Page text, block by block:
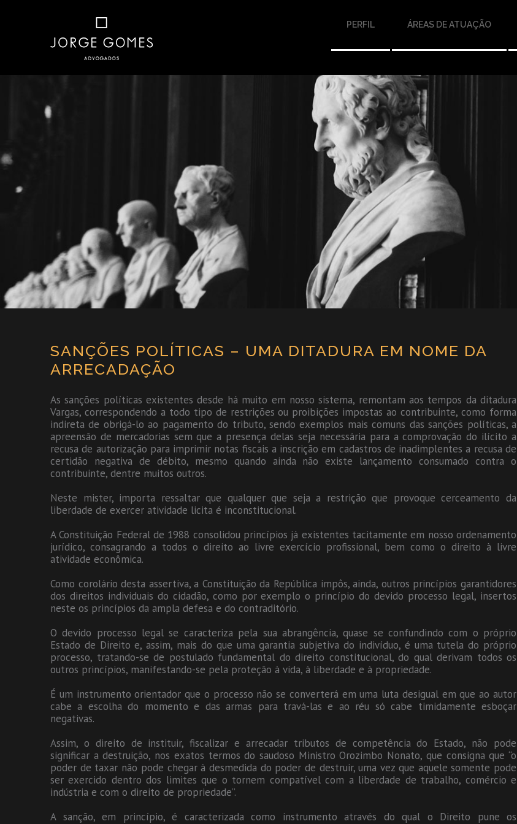
PERFIL ÁREAS DE ATUAÇÃO
SANÇÕES POLÍTICAS – UMA DITADURA EM NOME DA
ARRECADAÇÃO
As sanções políticas existentes desde há muito em nosso sistema, remontam aos tempos da ditadura
Vargas, correspondendo a todo tipo de restrições ou proibições impostas ao contribuinte, como forma
indireta de obrigá-lo ao pagamento do tributo, sendo exemplos mais comuns das sanções políticas, a
apreensão de mercadorias sem que a presença delas seja necessária para a comprovação do ilícito a
recusa de autorização para imprimir notas fiscais a inscrição em cadastros de inadimplentes a recusa de
certidão negativa de débito, mesmo quando ainda não existe lançamento consumado contra o
contribuinte, dentre muitos outros.
Neste mister, importa ressaltar que qualquer que seja a restrição que provoque cerceamento da
liberdade de exercer atividade licita é inconstitucional.
A Constituição Federal de 1988 consolidou princípios já existentes tacitamente em nosso ordenamento
jurídico, consagrando a todos o direito ao livre exercício profissional, bem como o direito à livre
atividade econômica.
Como corolário desta assertiva, a Constituição da República impôs, ainda, outros princípios garantidores
dos direitos individuais do cidadão, como por exemplo o princípio do devido processo legal, insertos
neste os princípios da ampla defesa e do contraditório.
O devido processo legal se caracteriza pela sua abrangência, quase se confundindo com o próprio
Estado de Direito e, assim, mais do que uma garantia subjetiva do indivíduo, é uma tutela do próprio
processo, tratando-se de postulado fundamental do direito constitucional, do qual derivam todos os
outros princípios, manifestando-se pela proteção à vida, à liberdade e à propriedade.
É um instrumento orientador que o processo não se converterá em uma luta desigual em que ao autor
cabe a escolha do momento e das armas para travá-las e ao réu só cabe timidamente esboçar
negativas.
Assim, o direito de instituir, fiscalizar e arrecadar tributos de competência do Estado, não pode
significar a destruição, nos exatos termos do saudoso Ministro Orozimbo Nonato, que consigna que “o
poder de taxar não pode chegar à desmedida do poder de destruir, uma vez que aquele somente pode
ser exercido dentro dos limites que o tornem compatível com a liberdade de trabalho, comércio e
indústria e com o direito de propriedade”.
A sanção, em princípio, é caracterizada como instrumento através do qual o Direito pune os